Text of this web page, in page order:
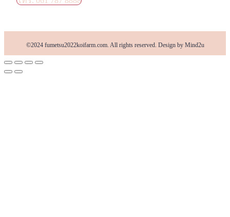
©2024 fumetsu2022koifarm.com. All rights reserved. Design by Mind2u